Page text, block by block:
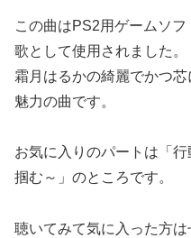
この曲はPS2用ゲームソ
歌として使用されました。
霜月はるかの綺麗でかつ
魅力の曲です。
お気に入りのパートは「
掴む～」のところです。
聴いてみて気に入った方